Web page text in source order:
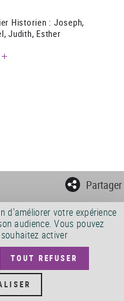
Historien : Joseph,
Judith, Esther
Partager
d'améliorer votre expérience
audience. Vous pouvez
activer
TOUT REFUSER